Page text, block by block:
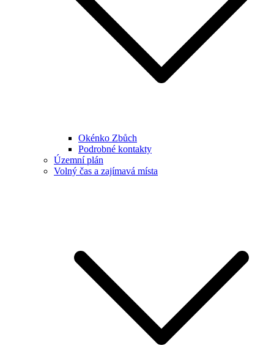
Okénko Zbůch
Podrobné kontakty
Územní plán
Volný čas a zajímavá místa